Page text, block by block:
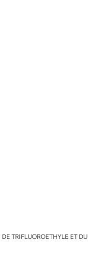
TRIFLUOROETHYLE ET DU